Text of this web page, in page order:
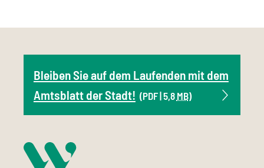
Bleiben Sie auf dem Laufenden mit dem
Amtsblatt der Stadt! (PDF | 5,8 MB)